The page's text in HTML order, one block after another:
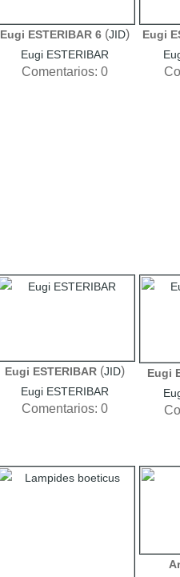
Eugi ESTERIBAR 6 (JID)
Eugi ESTERIBAR
Comentarios: 0
Eugi
Eugi ESTERIBAR (JID)
Eugi ESTERIBAR
Comentarios: 0
Eugi